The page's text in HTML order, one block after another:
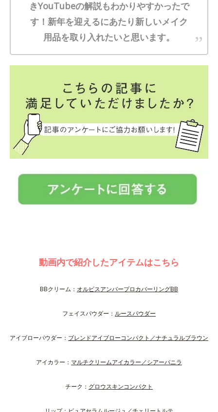
きYouTubeの解説もわかりやすかったで
す！新年を迎えるにあたり新しいメイク
用品を取り入れたいと思います。
動画内で紹介したアイテムはこちら
BBクリーム： オルビスアンバープロカバーリングBB
フェイスパウダー： ルースパウダー
アイブローパウダー： ブレンドアイブローコンパクト／ナチュラルブラウン
アイカラー： マルチクリームアイカラー／シアーバニラ
チーク： グロウスキンコンパクト